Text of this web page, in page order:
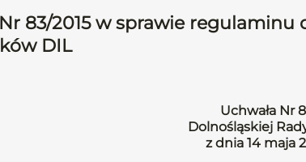
Nr 83/2015 w sprawie
DIL
Uchwała Nr
Dolnośląskiej
z dnia 14 maja